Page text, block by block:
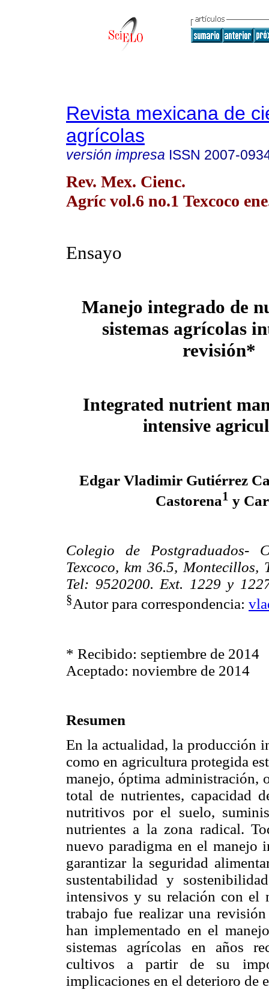
Revista mexicana de
agrícolas
versión impresa ISSN 2007-
Rev. Mex. Cienc.
Agríc vol.6 no.1 Texcoco
Ensayo
Manejo integrado de
sistemas agrícolas
revisión*
Integrated nutrient
intensive
Edgar Vladimir Gutiérrez
Castorena1 y
Colegio de Postgraduados-
Texcoco, km 36.5, Montecillos,
Tel: 9520200. Ext. 1229 y
§Autor para correspondencia:
* Recibido: septiembre de 2014
Aceptado: noviembre de 2014
Resumen
En la actualidad, la producción
como en agricultura protegida
manejo, óptima administración,
total de nutrientes, capacidad
nutritivos por el suelo,
nutrientes a la zona radical.
nuevo paradigma en el manejo
garantizar la seguridad
sustentabilidad y
intensivos y su relación con el
trabajo fue realizar una
han implementado en el
sistemas agrícolas en años
cultivos a partir de su
implicaciones en el deterioro de